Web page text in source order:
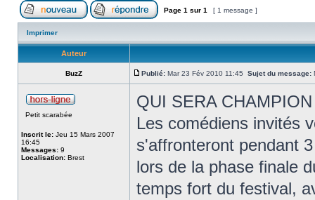
Page 1 sur 1 [ 1 message ]
Imprimer
Auteur
BuzZ Publié: Mar 23 Fév 2010 11:45 Sujet du message:
Petit scarabée
Inscrit le: Jeu 15 Mars 2007
16:45
Messages: 9
Localisation: Brest
QUI SERA
Les comédiens invités
s'affronteront pendant
lors de la phase finale
temps fort du festival,